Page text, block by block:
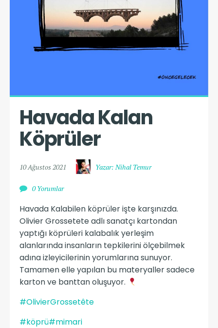
Havada Kalan
Köprüler
10 Ağustos 2021 Yazar: Nihal Temur
0 Yorumlar
Havada Kalabilen köprüler işte karşınızda.
Olivier Grossetete adlı sanatçı kartondan
yaptığı köprüleri kalabalık yerleşim
alanlarında insanların tepkilerini ölçebilmek
adına izleyicilerinin yorumlarına sunuyor.
Tamamen elle yapılan bu materyaller sadece
karton ve banttan oluşuyor.
#OlivierGrossetête
#köprü#mimari